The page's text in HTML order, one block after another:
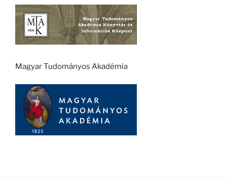
Magyar Tudományos Akadémia